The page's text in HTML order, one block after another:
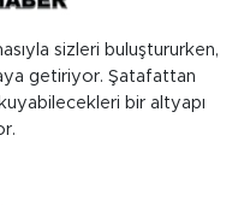
sizleri buluştururken,
getiriyor. Şatafattan
bir altyapı